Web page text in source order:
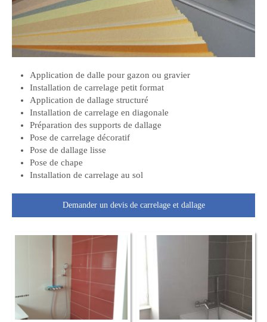
Application de dalle pour gazon ou gravier
Installation de carrelage petit format
Application de dallage structuré
Installation de carrelage en diagonale
Préparation des supports de dallage
Pose de carrelage décoratif
Pose de dallage lisse
Pose de chape
Installation de carrelage au sol
Demander un devis de carrelage et dallage